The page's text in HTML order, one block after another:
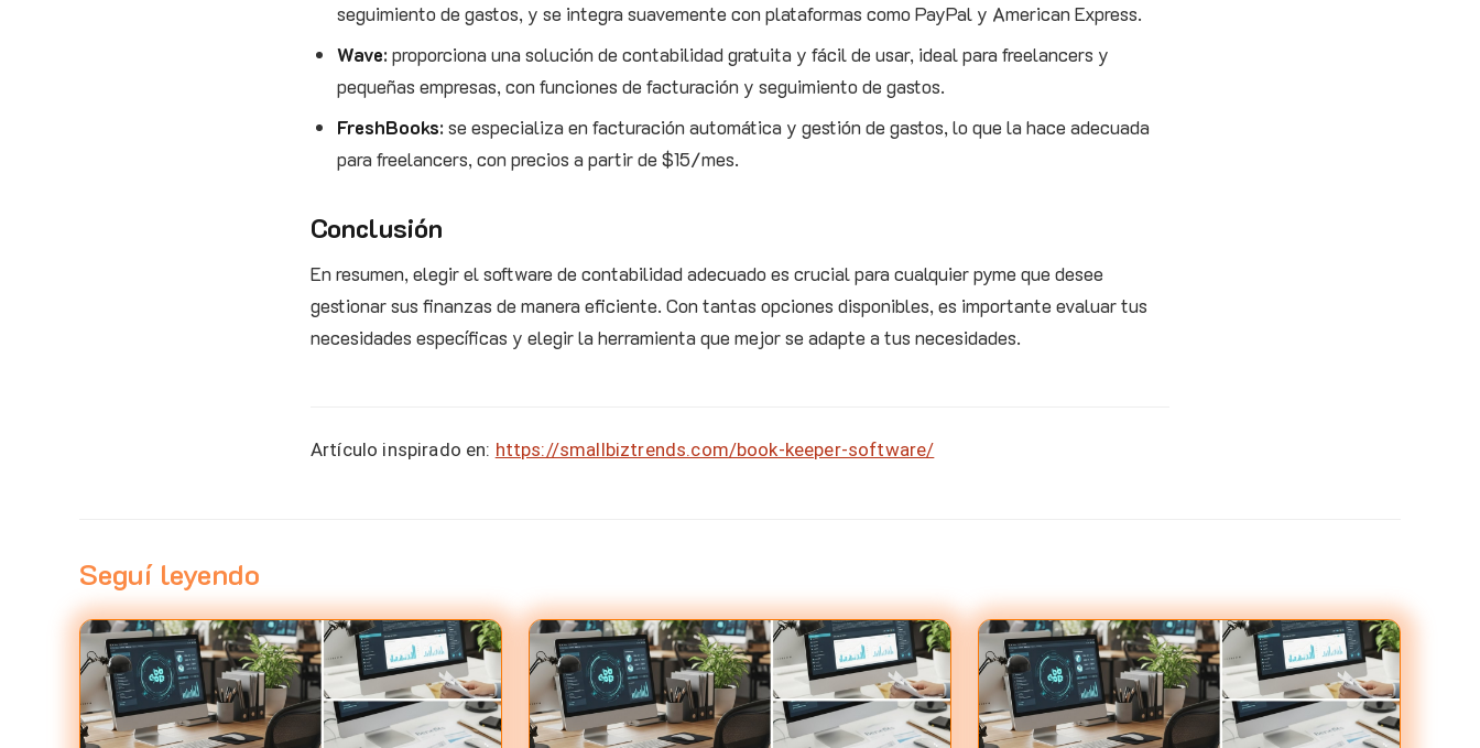
seguimiento de gastos, y se integra suavemente con plataformas como PayPal y American Express.
Wave: proporciona una solución de contabilidad gratuita y fácil de usar, ideal para freelancers y
pequeñas empresas, con funciones de facturación y seguimiento de gastos.
FreshBooks: se especializa en facturación automática y gestión de gastos, lo que la hace adecuada
para freelancers, con precios a partir de $15/mes.
Conclusión
En resumen, elegir el software de contabilidad adecuado es crucial para cualquier pyme que desee
gestionar sus finanzas de manera eficiente. Con tantas opciones disponibles, es importante evaluar tus
necesidades específicas y elegir la herramienta que mejor se adapte a tus necesidades.
Artículo inspirado en: https://smallbiztrends.com/book-keeper-software/
Seguí leyendo